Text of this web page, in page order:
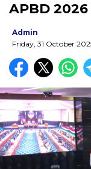
APBD
Admin
Friday, 31 October